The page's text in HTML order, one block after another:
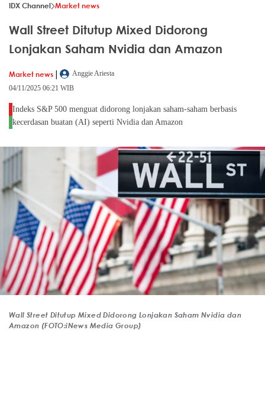
IDX Channel Market news
Wall Street Ditutup Mixed Didorong
Lonjakan Saham Nvidia dan Amazon
Market news |
Anggie Ariesta
04/11/2025 06:21 WIB
Indeks S&P 500 menguat didorong lonjakan saham-saham berbasis
kecerdasan buatan (AI) seperti Nvidia dan Amazon
Wall Street Ditutup Mixed Didorong Lonjakan Saham Nvidia dan
Amazon (FOTO:iNews Media Group)